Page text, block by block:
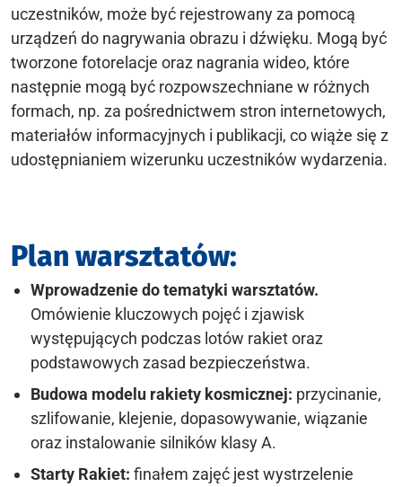
uczestników, może być rejestrowany za pomocą
urządzeń do nagrywania obrazu i dźwięku. Mogą być
tworzone fotorelacje oraz nagrania wideo, które
następnie mogą być rozpowszechniane w różnych
formach, np. za pośrednictwem stron internetowych,
materiałów informacyjnych i publikacji, co wiąże się z
udostępnianiem wizerunku uczestników wydarzenia.
Plan warsztatów:
Wprowadzenie do tematyki warsztatów.
Omówienie kluczowych pojęć i zjawisk
występujących podczas lotów rakiet oraz
podstawowych zasad bezpieczeństwa.
Budowa modelu rakiety kosmicznej: przycinanie,
szlifowanie, klejenie, dopasowywanie, wiązanie
oraz instalowanie silników klasy A.
Starty Rakiet: finałem zajęć jest wystrzelenie